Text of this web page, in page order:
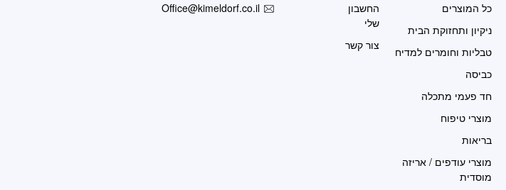
כל המוצרים
ניקיון ותחזוקת הבית
טבליות וחומרים למדיח
כביסה
חד פעמי מתכלה
מוצרי טיפוח
בריאות
מוצרי עודפים / אריזה
מוסדית
החשבון
שלי
צור קשר
Office@kimeldorf.co.il